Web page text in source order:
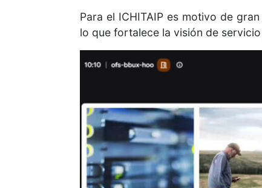
Para el ICHITAIP es motivo de
lo que fortalece la visión de